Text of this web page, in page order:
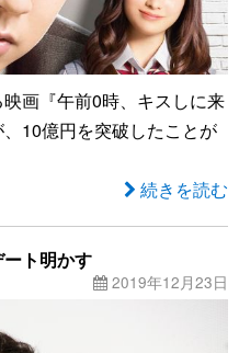
画『午前0時、キスしに来
10億円を突破したことが
続きを読む
ト明かす
2019年12月23日